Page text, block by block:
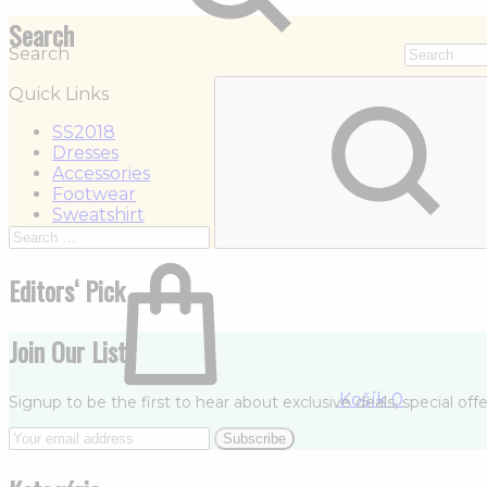
Search
Quick Links
SS2018
Dresses
Accessories
Footwear
Sweatshirt
Košík 0
Search
Editors‘ Pick
Join Our List
Signup to be the first to hear about exclusive deals, special